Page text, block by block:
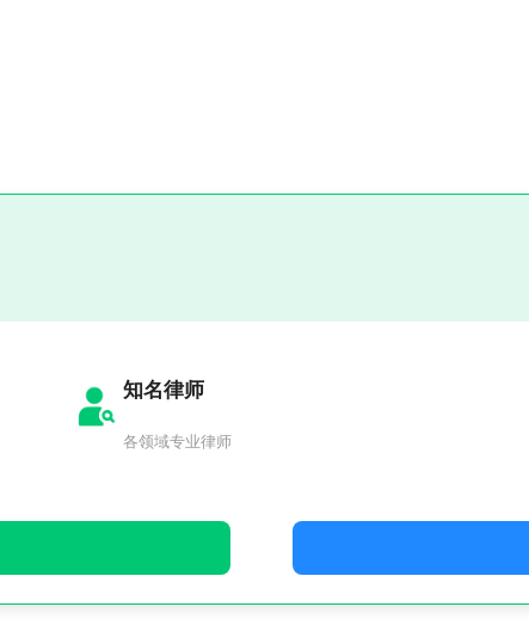
知名律师
各领域专业律师